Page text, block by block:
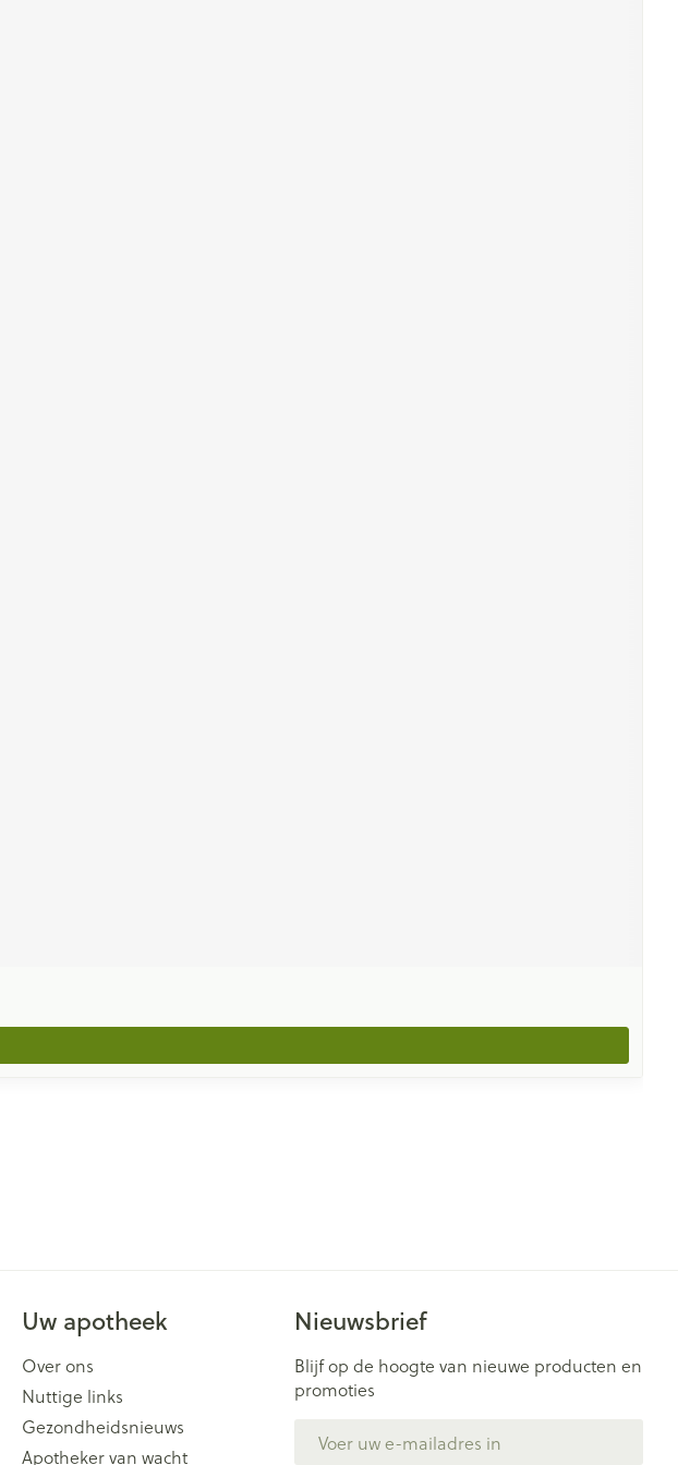
Uw apotheek
Over ons
Nuttige links
Gezondheidsnieuws
Apotheker van wacht
Nieuwsbrief
Blijf op de hoogte van nieuwe producten en
promoties